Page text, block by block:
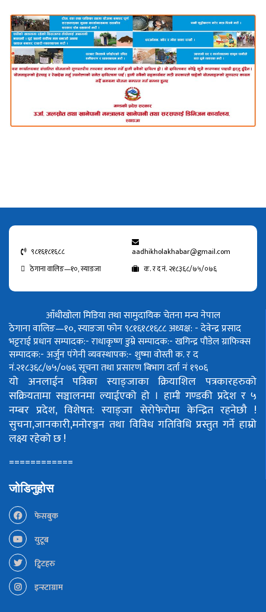
९८१६१८१६८८
aadhikholakhabar@gmail.com
ठेगाना वालिङ—१०, स्याङजा
क. र द नं. २१८३६८/७५/०७६
आँधीखोला मिडिया तथा सामुदायिक चेतना मन्च नेपाल
ठेगाना वालिङ—१०, स्याङजा फोन ९८१६१८१६८८अध्यक्ष: - देवेन्द्र प्रसाद
भट्टराईप्रधान सम्पादक:- राधाकृष्ण डुम्रेसम्पादक:- खगिन्द्र पौडेलग्राफिक्स
सम्पादक:- अर्जुन पंगेनीव्यवस्थापक:- शुष्मा वोस्तीक. र द
नं.२१८३६८/७५/०७६सूचना तथा प्रसारण बिभाग दर्ता नं १९०६
यो अनलाईन पत्रिका स्याङ्जाका क्रियाशिल पत्रकारहरुको
सक्रियतामा सञ्चालनमा ल्याईएको हो । हामी गण्डकी प्रदेश र ५
नम्बर प्रदेश, विशेषत: स्याङ्जा सेरोफेरोमा केन्द्रित रहनेछौ !
सुचना,जानकारी,मनोरञ्जन तथा विविध गतिविधि प्रस्तुत गर्ने हाम्रो
लक्ष्य रहेको छ !
============
जोडिनुहोस
फेसबुक
युटूब
ट्विटहरु
इन्स्टाग्राम